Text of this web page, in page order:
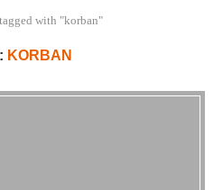
with "korban"
KORBAN